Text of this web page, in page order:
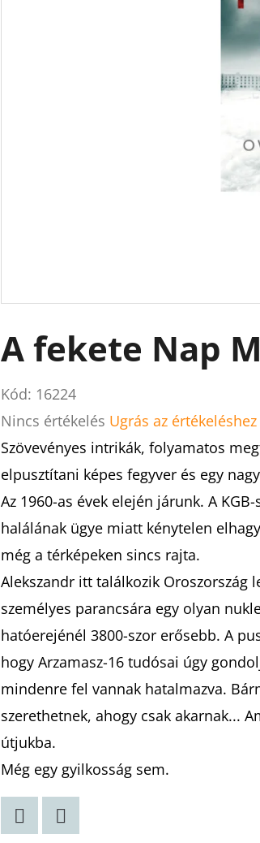
A fekete Nap
Kód: 16224
A
termék
átlagos
értékelése
5-
ből
0,0
csillag.
Nincs értékelés Ugrás az értékeléshez
Szövevényes intrikák, folyamatos
elpusztítani képes fegyver és egy
Az 1960-as évek elején járunk. A
halálának ügye miatt kénytelen
még a térképeken sincs rajta.
Alekszandr itt találkozik Oroszország
személyes parancsára egy olyan
hatóerejénél 3800-szor erősebb. A
hogy Arzamasz-16 tudósai úgy
mindenre fel vannak hatalmazva.
szerethetnek, ahogy csak akarnak...
útjukba.
Még egy gyilkosság sem.